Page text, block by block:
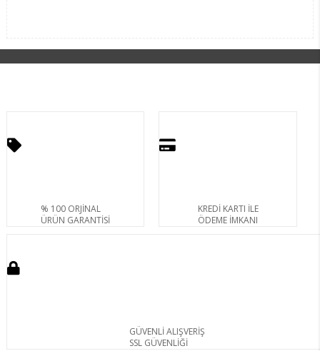
% 100 ORJİNAL
ÜRÜN GARANTİSİ
KREDİ KARTI İLE
ÖDEME İMKANI
GÜVENLİ ALIŞVERİŞ
SSL GÜVENLİĞİ